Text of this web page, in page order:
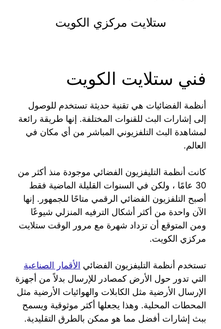
ستلايت مركزي الكويت
فني ستلايت الكويت
أنظمة الفضائيات هي تقنية حديثة تستخدم للوصول
إلى إشارات البث للقنوات المختلفة. إنها طريقة رائعة
لمشاهدة البث التلفزيوني المباشر من أي مكان في
العالم.
كانت أنظمة التليفزيون الفضائي موجودة منذ أكثر من
30 عامًا ، ولكن في السنوات القليلة الماضية فقط
أصبح التلفزيون الفضائي الرقمي متاحًا للجمهور. إنها
الآن واحدة من أكثر أشكال الترفيه المنزلي شيوعًا
ومن المتوقع أن تزداد شهرة مع مرور الوقت ستلايت
مركزي الكويت.
تستخدم أنظمة التليفزيون الفضائي الأقمار الصناعية
التي تدور حول الأرض كمصادر للإرسال بدلاً من أجهزة
الإرسال الأرضية مثل الكابلات والهوائيات الأرضية مثل
المحطات المحلية. وهذا يجعلها أكثر موثوقية ويسمح
ببث إشارات أفضل مما هو ممكن بالطرق التقليدية.